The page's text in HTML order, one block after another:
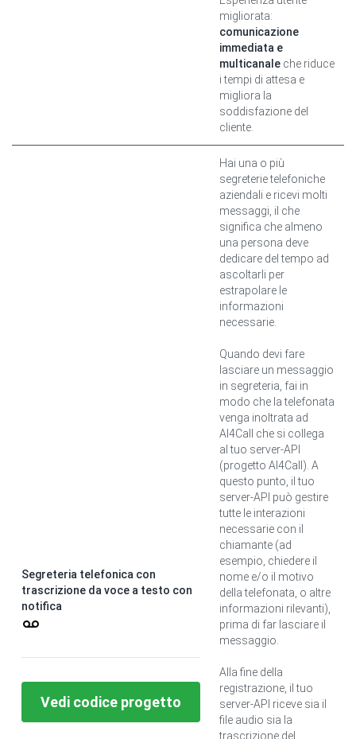
migliorata:
comunicazione
immediata e
multicanale che riduce
i tempi di attesa e
migliora la
soddisfazione del
cliente.
Segreteria telefonica con
trascrizione da voce a testo con
notifica
Vedi codice progetto
Hai una o più
segreterie telefoniche
aziendali e ricevi molti
messaggi, il che
significa che almeno
una persona deve
dedicare del tempo ad
ascoltarli per
estrapolare le
informazioni
necessarie.
Quando devi fare
lasciare un messaggio
in segreteria, fai in
modo che la telefonata
venga inoltrata ad
AI4Call che si collega
al tuo server-API
(progetto AI4Call). A
questo punto, il tuo
server-API può gestire
tutte le interazioni
necessarie con il
chiamante (ad
esempio, chiedere il
nome e/o il motivo
della telefonata, o altre
informazioni rilevanti),
prima di far lasciare il
messaggio.
Alla fine della
registrazione, il tuo
server-API riceve sia il
file audio sia la
trascrizione del